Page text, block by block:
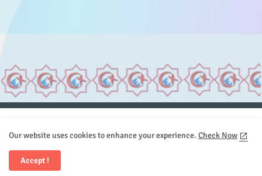
Sitemap
İletişim
Our website uses cookies to enhance your experience. Check Now
Accept !